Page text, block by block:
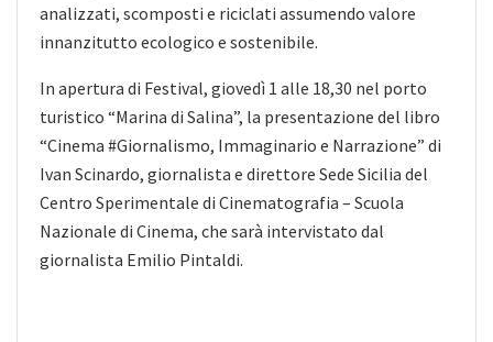
analizzati, scomposti e riciclati assumendo valore
innanzitutto ecologico e sostenibile.
In apertura di Festival, giovedì 1 alle 18,30 nel porto
turistico “Marina di Salina”, la presentazione del libro
“Cinema #Giornalismo, Immaginario e Narrazione” di
Ivan Scinardo, giornalista e direttore Sede Sicilia del
Centro Sperimentale di Cinematografia – Scuola
Nazionale di Cinema, che sarà intervistato dal
giornalista Emilio Pintaldi.